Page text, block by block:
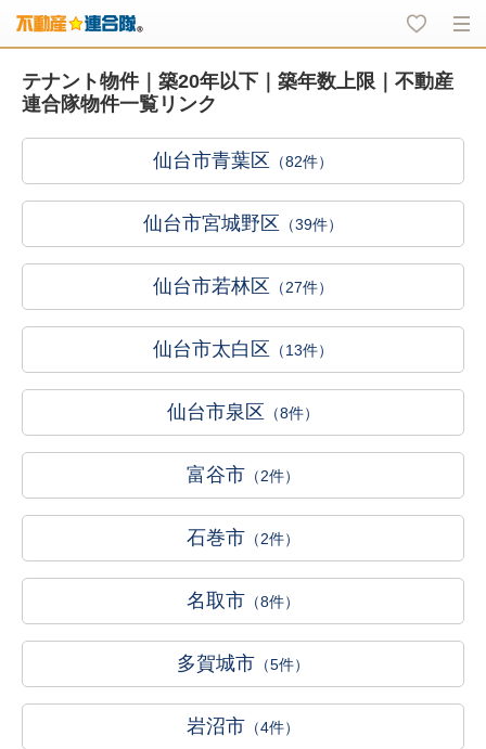
テナント物件｜築20年以下｜築年数上限｜不動産
連合隊物件一覧リンク
仙台市青葉区 （82件）
仙台市宮城野区 （39件）
仙台市若林区 （27件）
仙台市太白区 （13件）
仙台市泉区 （8件）
富谷市 （2件）
石巻市 （2件）
名取市 （8件）
多賀城市 （5件）
岩沼市 （4件）